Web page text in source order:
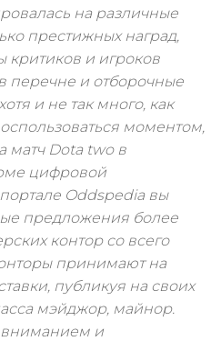
на различные
престижных наград,
критиков и игроков
перечне и отборочные
и не так много, как
моментом,
матч Dota two в
цифровой
Oddspedia вы
предложения более
контор со всего
принимают на
публикуя на своих
мэйджор, майнор.
вниманием и